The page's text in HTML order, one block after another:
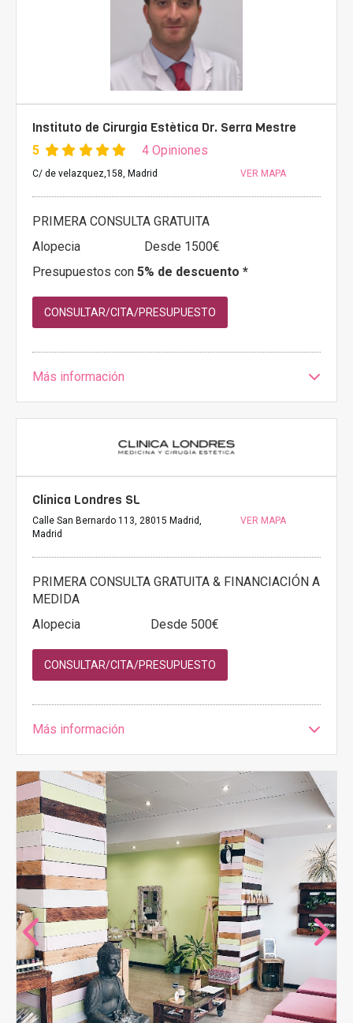
Instituto de Cirurgia Estètica Dr. Serra Mestre
5 4 Opiniones
C/ de velazquez,158, Madrid VER MAPA
PRIMERA CONSULTA GRATUITA
Alopecia
Desde 1500€
Presupuestos con 5% de descuento *
CONSULTAR/CITA/PRESUPUESTO
Más información
Clínica Londres SL
Calle San Bernardo 113, 28015 Madrid,
Madrid
VER MAPA
PRIMERA CONSULTA GRATUITA & FINANCIACIÓN A
MEDIDA
Alopecia
Desde 500€
CONSULTAR/CITA/PRESUPUESTO
Más información